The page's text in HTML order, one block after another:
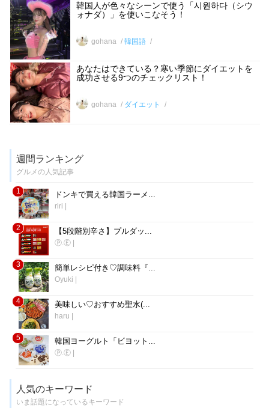
韓国人が色々なシーンで使う「시원하다（シウ
ォナダ）」を使いこなそう！
gohana 韓国語
あなたはできている？寒い季節にダイエットを
成功させる9つのチェックリスト！
gohana ダイエット
週間ランキング
グルメの人気記事
1 ドンキで買える韓国ラーメ...
riri
2 【5段階別辛さ】プルダッ...
Ⓟ.Ⓔ
3 簡単レシピ付き♡調味料『...
Oyuki
4 美味しい♡おすすめ聖水(...
haru
5 韓国ヨーグルト「ビヨット...
Ⓟ.Ⓔ
人気のキーワード
いま話題になっているキーワード